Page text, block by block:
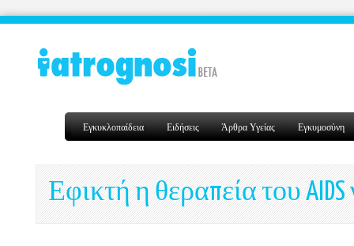
Εγκυκλοπαίδεια Ειδήσεις Άρθρα Υγείας Εγκυμοσύνη
Εφικτή η θεραπεία του